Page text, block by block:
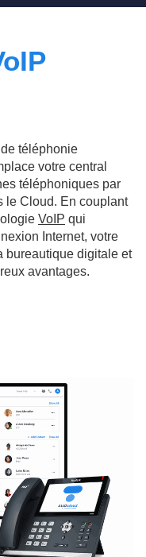
téléphonie
votre central
téléphoniques par
le Cloud. En couplant
VoIP qui
Internet, votre
bureautique digitale et
avantages.